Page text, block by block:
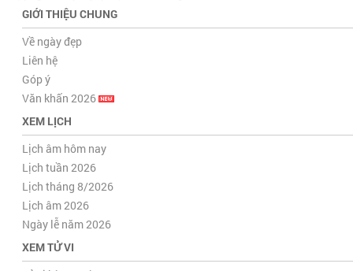
GIỚI THIỆU CHUNG
Về ngày đẹp
Liên hệ
Góp ý
Văn khấn 2026
XEM LỊCH
Lịch âm hôm nay
Lịch tuần 2026
Lịch tháng 8/2026
Lịch âm 2026
Ngày lễ năm 2026
XEM TỬ VI